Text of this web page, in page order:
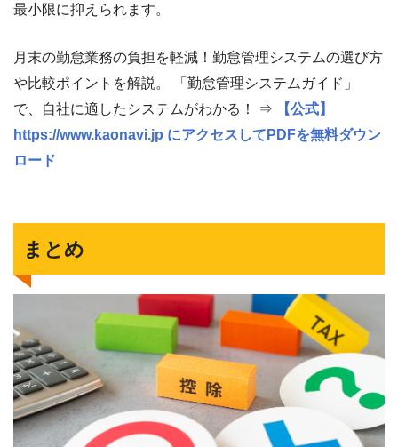
最小限に抑えられます。
月末の勤怠業務の負担を軽減！勤怠管理システムの選び方
や比較ポイントを解説。 「勤怠管理システムガイド」
で、自社に適したシステムがわかる！ ⇒
【公式】
https://www.kaonavi.jp にアクセスしてPDFを無料ダウン
ロード
まとめ